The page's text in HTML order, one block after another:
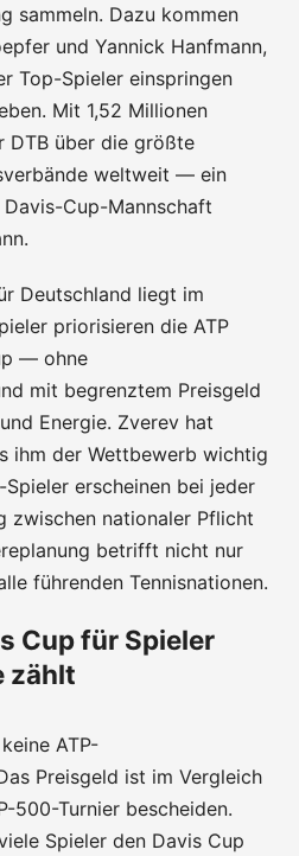
sammeln. Dazu kommen
und Yannick Hanfmann,
Top-Spieler einspringen
Mit 1,52 Millionen
DTB über die größte
weltweit — ein
Cup-Mannschaft
Deutschland liegt im
priorisieren die ATP
— ohne
mit begrenztem Preisgeld
Energie. Zverev hat
ihm der Wettbewerb wichtig
erscheinen bei jeder
zwischen nationaler Pflicht
betrifft nicht nur
führenden Tennisnationen.
Cup für Spieler
zählt
ATP-
Preisgeld ist im Vergleich
500-Turnier bescheiden.
Spieler den Davis Cup